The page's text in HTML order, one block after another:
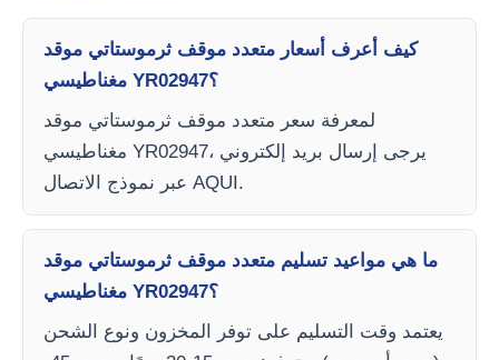
كيف أعرف أسعار متعدد موقف ثرموستاتي موقد
مغناطيسي YR02947؟
لمعرفة سعر متعدد موقف ثرموستاتي موقد
مغناطيسي YR02947، يرجى إرسال بريد إلكتروني
عبر نموذج الاتصال AQUI.
ما هي مواعيد تسليم متعدد موقف ثرموستاتي موقد
مغناطيسي YR02947؟
يعتمد وقت التسليم على توفر المخزون ونوع الشحن